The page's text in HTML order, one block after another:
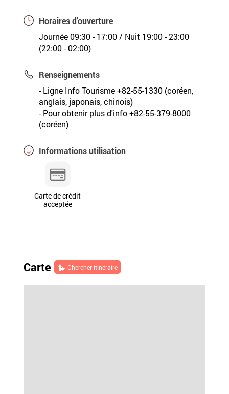
Horaires d'ouverture
Journée 09:30 - 17:00 / Nuit 19:00 - 23:00
(22:00 - 02:00)
Renseignements
- Ligne Info Tourisme +82-55-1330 (coréen,
anglais, japonais, chinois)
- Pour obtenir plus d'info +82-55-379-8000
(coréen)
Informations utilisation
Carte de crédit
acceptée
Carte Chercher itinéraire